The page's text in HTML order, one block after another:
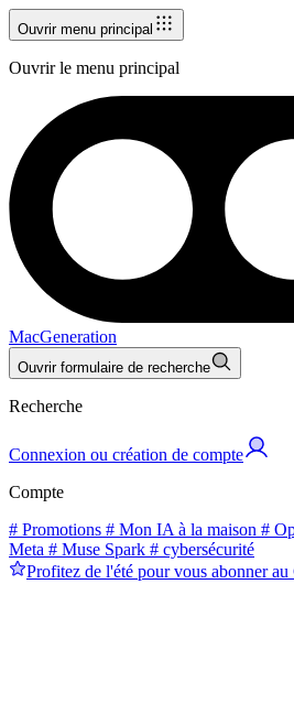
Ouvrir menu principal
Ouvrir le menu principal
MacGeneration
Ouvrir formulaire de recherche
Recherche
Connexion ou création de compte
Compte
# Promotions # Mon IA à la maison #
Meta # Muse Spark # cybersécurité
Profitez de l'été pour vous abonner